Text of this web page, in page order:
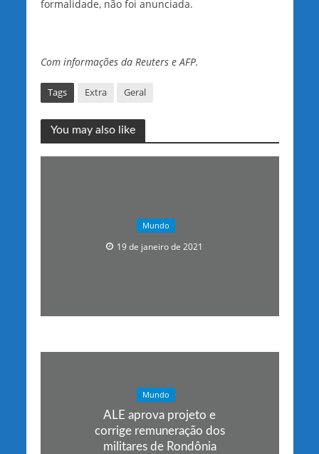
formalidade, não foi anunciada.
Com informações da Reuters e AFP.
Tags Extra Geral
You may also like
Mundo
19 de janeiro de 2021
Mundo
ALE aprova projeto e
corrige remuneração dos
militares de Rondônia